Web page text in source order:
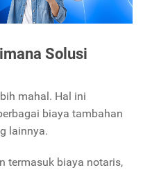
Solusi
mahal. Hal ini
biaya tambahan
lainnya.
termasuk biaya notaris,